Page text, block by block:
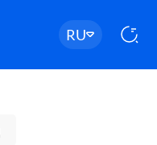
RU